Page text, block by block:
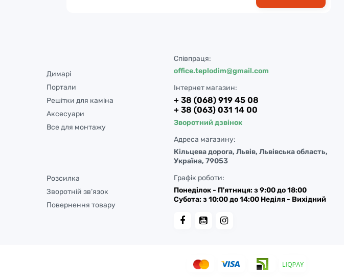
Димарі
Портали
Решітки для каміна
Аксесуари
Все для монтажу
Розсилка
Зворотній зв’язок
Повернення товару
Співпраця:
office.teplodim@gmail.com
Інтернет магазин:
+ 38 (068) 919 45 08
+ 38 (063) 031 14 00
Зворотний дзвінок
Адреса магазину:
Кільцева дорога, Львів, Львівська область,
Україна, 79053
Графік роботи:
Понеділок - П'ятниця: з 9:00 до 18:00
Субота: з 10:00 до 14:00 Неділя - Вихідний